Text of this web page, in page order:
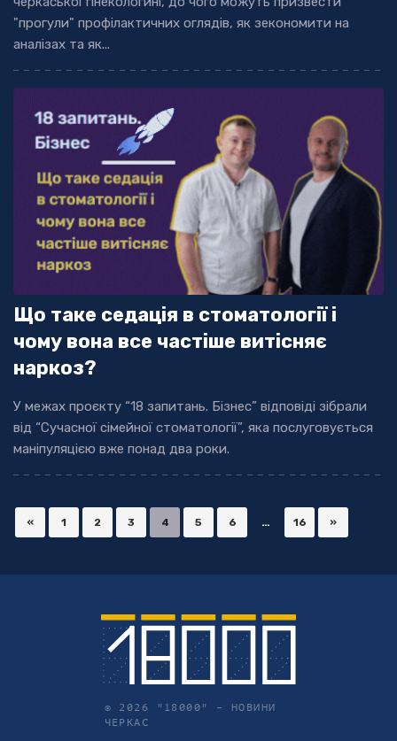
"прогули" профілактичних оглядів, як зекономити на
аналізах та як...
Що таке седація в стоматології і
чому вона все частіше витісняє
наркоз?
У межах проєкту “18 запитань. Бізнес” відповіді зібрали
від “Сучасної сімейної стоматології”, яка послуговується
маніпуляцією вже понад два роки.
« 1 2 3 4 5 6 … 16 »
© 2026 "18000" – НОВИНИ
ЧЕРКАС